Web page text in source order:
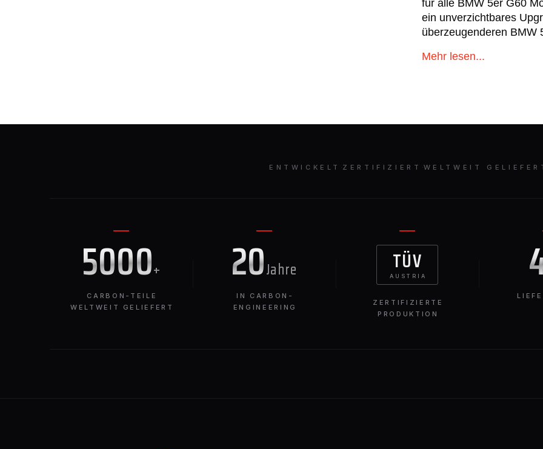
für alle BMW 5er G60
ein unverzichtbares
überzeugenderen BMW
sucht.
Mehr lesen...
ENTWICKELT ·ZERTIFIZIERT ·WELTWEIT
5000+
CARBON-TEILE
WELTWEIT GELIEFERT
20Jahre
IN CARBON-
ENGINEERING
TÜV
AUSTRIA
ZERTIFIZIERTE
PRODUKTION